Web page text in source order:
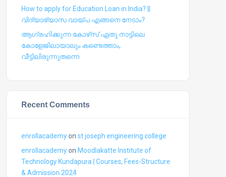
How to apply for Education Loan in India? ||
വിദ്യാഭ്യാസ വായ്പ എങ്ങനെ നേടാം?
ആഗ്രഹിക്കുന്ന കോഴ്‍സ് ഏതു നാട്ടിലെ
കോളേജിലായാലും കണ്ടെത്താം,
വീട്ടിലിരുന്നുതന്നെ
Recent Comments
enrollacademyon st joseph engineering college
enrollacademyon Moodlakatte Institute of
Technology Kundapura | Courses, Fees-Structure
& Admission 2024